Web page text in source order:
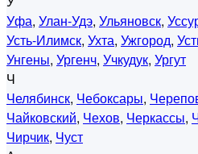
Уфа, Улан-Удэ, Ульяновск,
Усть-Илимск, Ухта, Ужгород,
Унгены, Ургенч, Учкудук, Ургут
Ч
Челябинск, Чебоксары,
Чайковский, Чехов, Черкассы,
Чирчик, Чуст